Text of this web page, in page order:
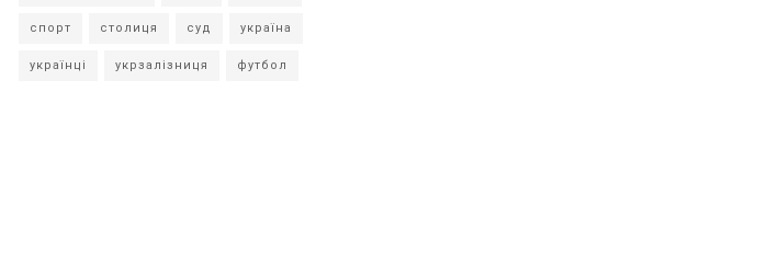
спорт столиця суд україна
українці укрзалізниця футбол